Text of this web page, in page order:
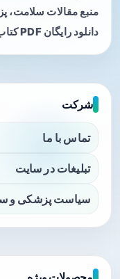
منبع مقالات سلامت،
دانلود رایگان PDF کتاب‌های پزشکی.
شرکت
تماس با ما
تبلیغات در سایت
سیاست پزشکی و